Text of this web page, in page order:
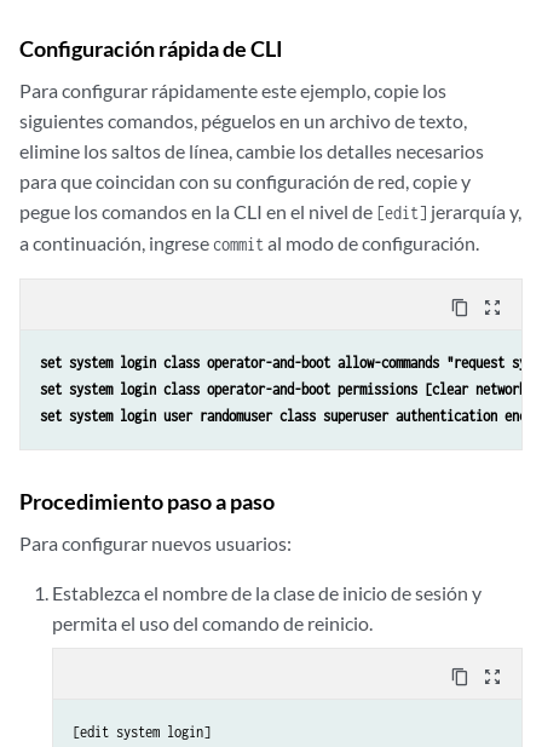
Configuración rápida de CLI
Para configurar rápidamente este ejemplo, copie los
siguientes comandos, péguelos en un archivo de texto,
elimine los saltos de línea, cambie los detalles necesarios
para que coincidan con su configuración de red, copie y
pegue los comandos en la CLI en el nivel de [edit] jerarquía y,
a continuación, ingrese commital modo de configuración.
content_copy zoom_out_map
set system login class operator-and-boot allow-commands "request
set system login class operator-and-boot permissions [clear network
set system login user randomuser class superuser authentication
Procedimiento paso a paso
Para configurar nuevos usuarios:
Establezca el nombre de la clase de inicio de sesión y
permita el uso del comando de reinicio.
content_copy zoom_out_map
[edit system login]